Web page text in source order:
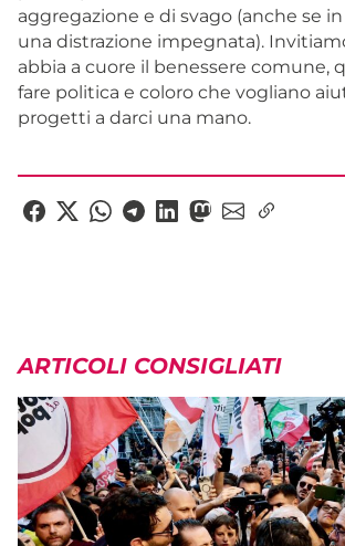
aggregazione e di svago (anche se
una distrazione impegnata).
abbia a cuore il benessere comune,
fare politica e coloro che vogliano
progetti a darci una mano.
ARTICOLI CONSIGLIATI